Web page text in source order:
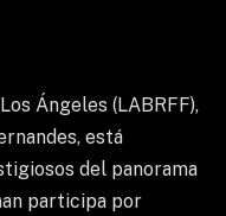
Ángeles (LABRFF),
está
del panorama
participa por